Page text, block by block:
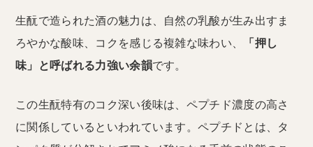
生酛で造られた酒の魅力は、自然の乳酸が生み出すま
ろやかな酸味、コクを感じる複雑な味わい、
「押し
味」と呼ばれる力強い余韻です。
この生酛特有のコク深い後味は、ペプチド濃度の高さ
に関係しているといわれています。ペプチドとは、タ